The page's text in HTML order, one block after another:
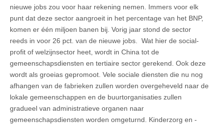
nieuwe jobs zou voor haar rekening nemen. Immers voor elk
punt dat deze sector aangroeit in het percentage van het BNP,
komen er één miljoen banen bij. Vorig jaar stond de sector
reeds in voor 26 pct. van de nieuwe jobs. Wat hier de social-
profit of welzijnsector heet, wordt in China tot de
gemeenschapsdiensten en tertiaire sector gerekend. Ook deze
wordt als groeias gepromoot. Vele sociale diensten die nu nog
afhangen van de fabrieken zullen worden overgeheveld naar de
lokale gemeenschappen en de buurtorganisaties zullen
gradueel van administratieve organen naar
gemeenschapsdiensten worden omgeturnd. Kinderzorg en -